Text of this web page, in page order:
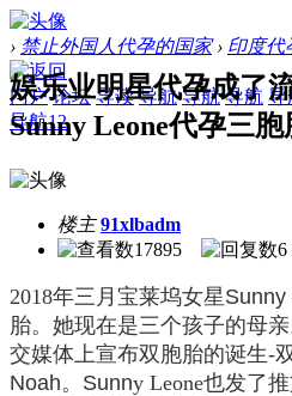
› 禁止外国人代孕的国家 › 印度代
门户 论坛 导读 导航 导航 导航 导
导航12
娱乐业明星代孕成了
Sunny Leone代孕三胞
楼主 91xlbadm
17895
6
2018年三月 宝莱坞女星Sunny
胎。 她现在是三个孩子的母亲
交媒体 上宣布双胞胎的诞生-
Noah。Sunny Leone也发了推